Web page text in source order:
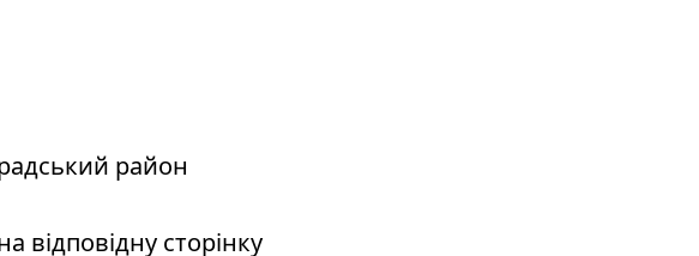
район
відповідну сторінку